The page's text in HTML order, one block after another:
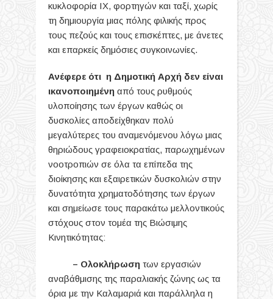
κυκλοφορία ΙΧ, φορτηγών και ταξί, χωρίς
τη δημιουργία μιας πόλης φιλικής προς
τους πεζούς και τους επισκέπτες, με άνετες
και επαρκείς δημόσιες συγκοινωνίες.
Ανέφερε ότι η Δημοτική Αρχή δεν είναι
ικανοποιημένη από τους ρυθμούς
υλοποίησης των έργων καθώς οι
δυσκολίες αποδείχθηκαν πολύ
μεγαλύτερες του αναμενόμενου λόγω μιας
θηριώδους γραφειοκρατίας, παρωχημένων
νοοτροπιών σε όλα τα επίπεδα της
διοίκησης και εξαιρετικών δυσκολιών στην
δυνατότητα χρηματοδότησης των έργων
και σημείωσε τους παρακάτω μελλοντικούς
στόχους στον τομέα της Βιώσιμης
Κινητικότητας:
– Ολοκλήρωση των εργασιών
αναβάθμισης της παραλιακής ζώνης ως τα
όρια με την Καλαμαριά και παράλληλα η